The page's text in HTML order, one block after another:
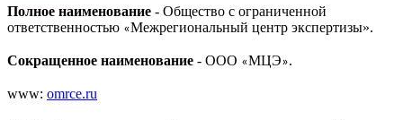
Полное наименование - Общество с ограниченной
ответственностью «Межрегиональный центр экспертизы».
Сокращенное наименование - ООО «МЦЭ».
www: omrce.ru